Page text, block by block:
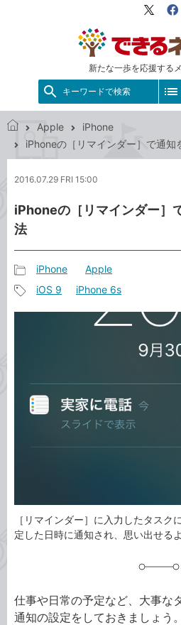
新たな一歩を応援する
X（旧
キーワードで検索
で
ネ
ト
Apple
iPhone
iPhoneの［リマインダー］で通知
2016.07.29 FRI 15:00
iPhoneの［リマインダー］
法
事
カ
iPhone Apple
iOS 9 iPhone 6s
［リマインダー］に入力したタスク
定した日時に通知され、思い出せる
仕事や日常の予定など、大事な
通知の設定をしておきましょう。